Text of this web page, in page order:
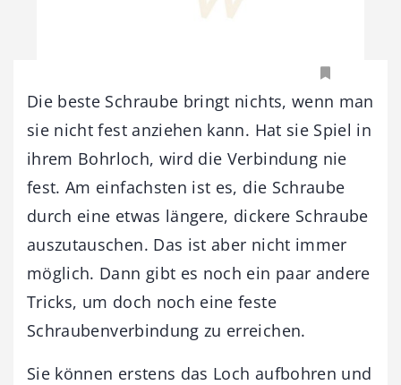
Die beste Schraube bringt nichts, wenn man
sie nicht fest anziehen kann. Hat sie Spiel in
ihrem Bohrloch, wird die Verbindung nie
fest. Am einfachsten ist es, die Schraube
durch eine etwas längere, dickere Schraube
auszutauschen. Das ist aber nicht immer
möglich. Dann gibt es noch ein paar andere
Tricks, um doch noch eine feste
Schraubenverbindung zu erreichen.
Sie können erstens das Loch aufbohren und